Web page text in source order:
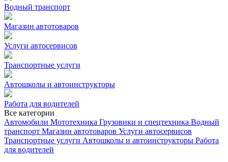
Водный транспорт
Магазин автотоваров
Услуги автосервисов
Транспортные услуги
Автошколы и автоинструкторы
Работа для водителей
Все категории
Автомобили Мототехника Грузовики и спецтехника Водный
транспорт Магазин автотоваров Услуги автосервисов
Транспортные услуги Автошколы и автоинструкторы Работа
для водителей